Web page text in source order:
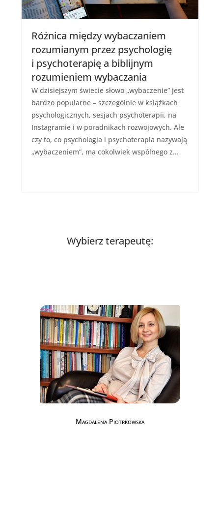
Różnica między wybaczaniem
rozumianym przez psychologię
i psychoterapię a biblijnym
rozumieniem wybaczania
W dzisiejszym świecie słowo „wybaczenie” jest
bardzo popularne – szczególnie w książkach
psychologicznych, sesjach psychoterapii, na
Instagramie i w poradnikach rozwojowych. Ale
czy to, co psychologia i psychoterapia nazywają
„wybaczeniem”, ma cokolwiek wspólnego z...
Wybierz terapeutę:
Magdalena Piotrkowska